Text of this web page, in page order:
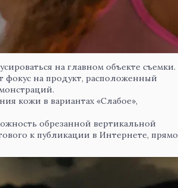
на главном объекте съемки.
фокус на продукт, расположенный
кожи в вариантах «Слабое»,
обрезанной вертикальной
к публикации в Интернете, прямо